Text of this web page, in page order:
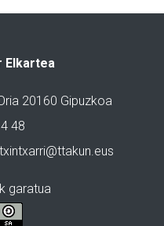
Elkartea
20160 Gipuzkoa
48
garatua